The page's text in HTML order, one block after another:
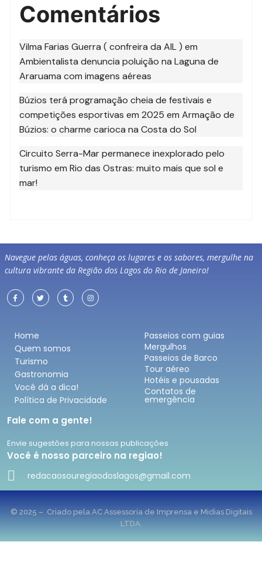
Comentários
Vilma Farias Guerra ( confreira da AIL ) em
Ambientalista denuncia poluição na Laguna de
Araruama com imagens aéreas
Búzios terá programação cheia de festivais e
competições esportivas em 2025 emArmação de
Búzios: o charme carioca na Costa do Sol
Circuito Serra-Mar permanece inexplorado pelo
turismo emRio das Ostras: muito mais que sol e
mar!
Navegue pelas águas, conheça os lugares e os sabores, mergulhe na
cultura vibrante da Região dos Lagos do Rio de Janeiro!
Home
Quem somos
Turismo
Gastronomia
Você dá a dica!
Política de Privacidade
Passeios com guias
Mergulhos
Passeios de Barco
Tour aéreo
Hotéis e pousadas
Contatos de
emergência
Fale com a gente!
Envie sugestões para nossas publicações
Você é nosso parceiro na regiao!
redacaosouregiaodoslagos@gmail.com
© 2025 – Criado pela AC Assessoria de Imprensa e Midias Digitais
LTDA.